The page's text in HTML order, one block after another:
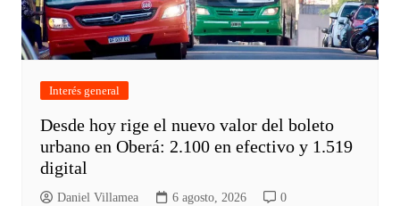
Interés general
Desde hoy rige el nuevo valor del boleto
urbano en Oberá: 2.100 en efectivo y 1.519
digital
Daniel Villamea 6 agosto, 2026 0